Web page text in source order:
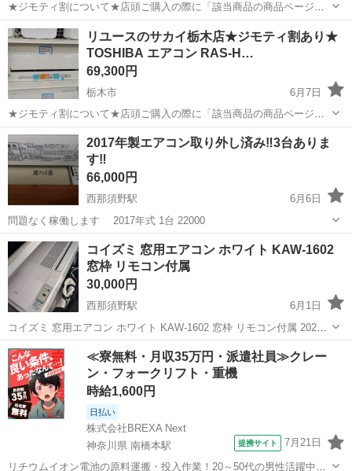
★ジモティ割について★店頭ご購入の際に「該当商品の商品ページ」
をスタッフまでお見せいただくことでジモティ限定価格（掲載価格の
10%OFF）でご購入が可能です。 ぜひ店頭にてスタッフまでお伝えく
ださいませ。尚お会計後のご申告...
栃木 栃木市 季節、空調家電 サカイ
リユースのサカイ栃木店★ジモティ割あり★
TOSHIBA エアコン RAS-H…
69,300円
栃木市
6月7日
★ジモティ割について★店頭ご購入の際に「該当商品の商品ページ」
をスタッフまでお見せいただくことでジモティ限定価格（掲載価格の
10%OFF）でご購入が可能です。 ぜひ店頭にてスタッフまでお伝えく
ださいませ。尚お会計後のご申告...
栃木 栃木市 季節、空調家電 サカイ
2017年製エアコン取り外し済み‼️3台ありま
す‼️
66,000円
西那須野駅
6月6日
問題なく稼働します 2017年式 1台 22000
栃木 大田原市 西那須野駅 季節、空調家電
コイズミ 窓用エアコン ホワイト KAW-1602
窓枠 リモコン付属
30,000円
西那須野駅
6月1日
コイズミ 窓用エアコン ホワイト KAW-1602 窓枠 リモコン付属 2020
年製 動作確認済み 黄ばみ無く良好 必ず自己紹介をお読み下さい。
栃木 大田原市 西那須野駅 季節、空調家電
≪寮無料・月収35万円・派遣社員≫クレー
ン・フォークリフト・重機
時給1,600円
日払い
株式会社BREXA Next
神奈川県 南橋本駅
提携サイト 7月21日
リチウムイオン電池の原料運搬・投入作業！20～50代の男性活躍中★